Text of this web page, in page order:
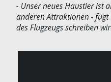
- Unser neues Haustier ist
anderen Attraktionen - fügt
des Flugzeugs schreiben